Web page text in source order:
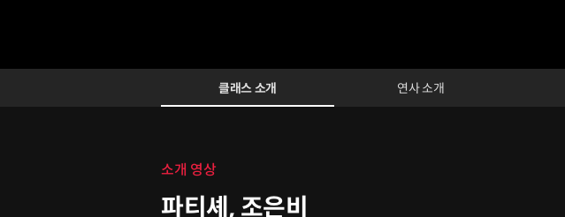
Configuration Information Shortcuts클래스 소개 연사 소개
소개 영상
파티셰, 조은비